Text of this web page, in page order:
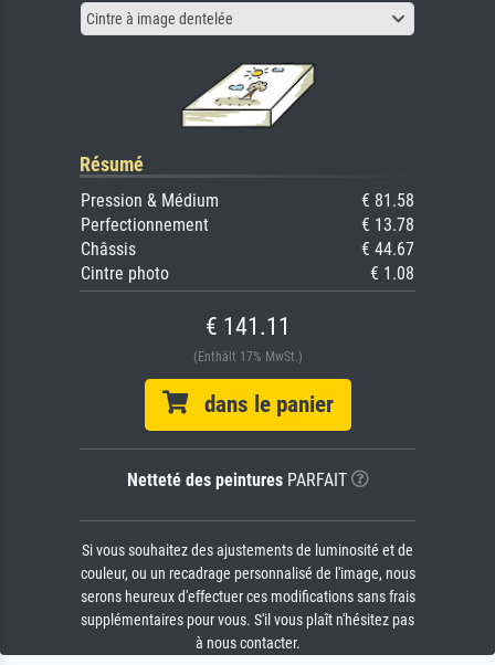
Cintre à image dentelée
Résumé
Pression & Médium
€ 81.58
Perfectionnement
€ 13.78
Châssis
€ 44.67
Cintre photo
€ 1.08
€ 141.11
(Enthält 17% MwSt.)
dans le panier
Netteté des peinturesPARFAIT
Si vous souhaitez des ajustements de luminosité et de
couleur, ou un recadrage personnalisé de l'image, nous
serons heureux d'effectuer ces modifications sans frais
supplémentaires pour vous. S'il vous plaît n'hésitez pas
à nous contacter.